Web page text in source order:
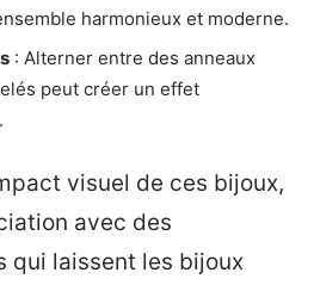
harmonieux et moderne.
: Alterner entre des anneaux
peut créer un effet
visuel de ces bijoux,
avec des
qui laissent les bijoux